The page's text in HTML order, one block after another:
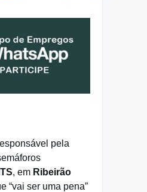
pela
ITS, em Ribeirão
“vai ser uma pena”